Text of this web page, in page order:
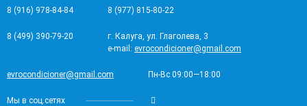
8 (916) 978-84-84 8 (977) 815-80-22
8 (499) 390-79-20
г. Калуга, ул. Глаголева, 3
e-mail: evrocondicioner@gmail.com
evrocondicioner@gmail.com Пн-Вс 09:00—18:00
Мы в соц.сетях